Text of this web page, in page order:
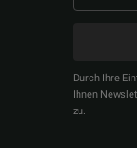
Durch Ihre
Ihnen
zu.